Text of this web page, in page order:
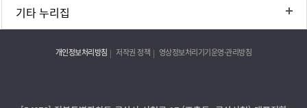
기타 누리집
개인정보처리방침 저작권 정책 영상정보처리기기운영·관리방침